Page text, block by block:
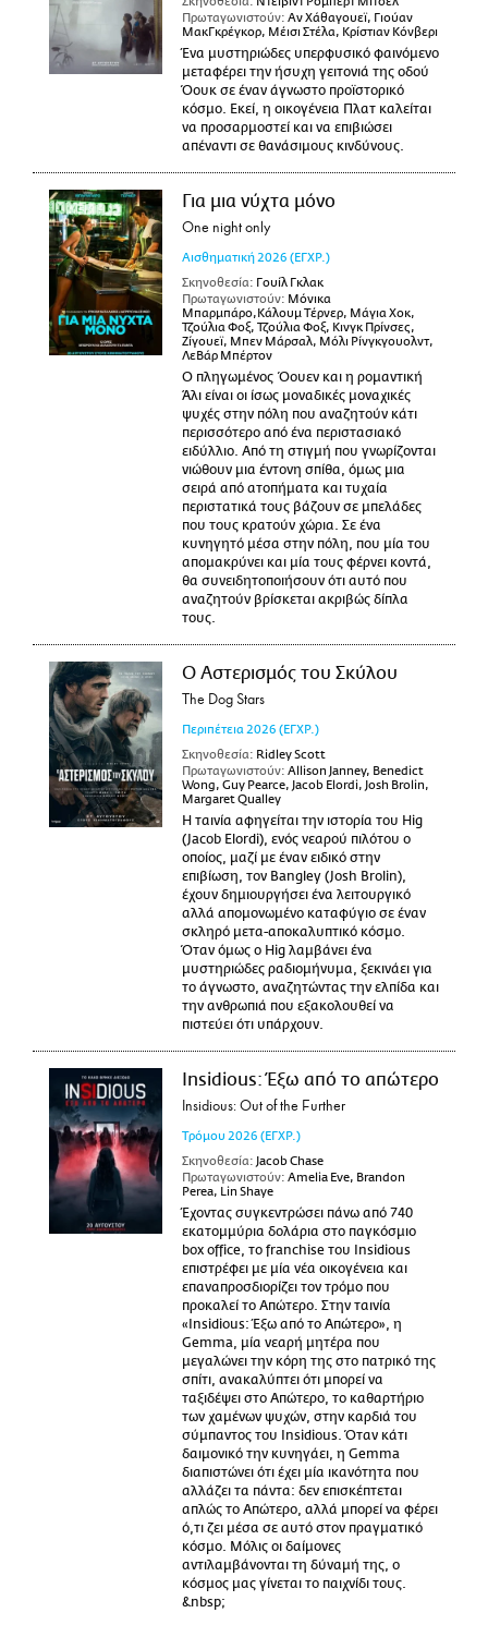
Πρωταγωνιστούν: Αν Χάθαγουεϊ, Γιούαν
ΜακΓκρέγκορ, Μέισι Στέλα, Κρίστιαν Κόνβερι
Ένα μυστηριώδες υπερφυσικό φαινόμενο
μεταφέρει την ήσυχη γειτονιά της οδού
Όουκ σε έναν άγνωστο προϊστορικό
κόσμο. Εκεί, η οικογένεια Πλατ καλείται
να προσαρμοστεί και να επιβιώσει
απέναντι σε θανάσιμους κινδύνους.
Για μια νύχτα μόνο
One night only
Αισθηματική 2026 (ΕΓΧΡ.)
Σκηνοθεσία: Γουίλ Γκλακ
Πρωταγωνιστούν: Μόνικα
Μπαρμπάρο,Κάλουμ Τέρνερ, Μάγια Χοκ,
Τζούλια Φοξ, Τζούλια Φοξ, Κινγκ Πρίνσες,
Ζίγουεϊ, Μπεν Μάρσαλ, Μόλι Ρίνγκγουολντ,
ΛεΒάρ Μπέρτον
Ο πληγωμένος Όουεν και η ρομαντική
Άλι είναι οι ίσως μοναδικές μοναχικές
ψυχές στην πόλη που αναζητούν κάτι
περισσότερο από ένα περιστασιακό
ειδύλλιο. Από τη στιγμή που γνωρίζονται
νιώθουν μια έντονη σπίθα, όμως μια
σειρά από ατοπήματα και τυχαία
περιστατικά τους βάζουν σε μπελάδες
που τους κρατούν χώρια. Σε ένα
κυνηγητό μέσα στην πόλη, που μία του
απομακρύνει και μία τους φέρνει κοντά,
θα συνειδητοποιήσουν ότι αυτό που
αναζητούν βρίσκεται ακριβώς δίπλα
τους.
Ο Αστερισμός του Σκύλου
The Dog Stars
Περιπέτεια 2026 (ΕΓΧΡ.)
Σκηνοθεσία: Ridley Scott
Πρωταγωνιστούν: Allison Janney, Benedict
Wong, Guy Pearce, Jacob Elordi, Josh Brolin,
Margaret Qualley
Η ταινία αφηγείται την ιστορία του Hig
(Jacob Elordi), ενός νεαρού πιλότου ο
οποίος, μαζί με έναν ειδικό στην
επιβίωση, τον Bangley (Josh Brolin),
έχουν δημιουργήσει ένα λειτουργικό
αλλά απομονωμένο καταφύγιο σε έναν
σκληρό μετα-αποκαλυπτικό κόσμο.
Όταν όμως ο Hig λαμβάνει ένα
μυστηριώδες ραδιομήνυμα, ξεκινάει για
το άγνωστο, αναζητώντας την ελπίδα και
την ανθρωπιά που εξακολουθεί να
πιστεύει ότι υπάρχουν.
Insidious: Έξω από το απώτερο
Insidious: Out of the Further
Τρόμου 2026 (ΕΓΧΡ.)
Σκηνοθεσία: Jacob Chase
Πρωταγωνιστούν: Amelia Eve, Brandon
Perea, Lin Shaye
Έχοντας συγκεντρώσει πάνω από 740
εκατομμύρια δολάρια στο παγκόσμιο
box office, το franchise του Insidious
επιστρέφει με μία νέα οικογένεια και
επαναπροσδιορίζει τον τρόμο που
προκαλεί το Απώτερο. Στην ταινία
«Insidious: Έξω από το Απώτερο», η
Gemma, μία νεαρή μητέρα που
μεγαλώνει την κόρη της στο πατρικό της
σπίτι, ανακαλύπτει ότι μπορεί να
ταξιδέψει στο Απώτερο, το καθαρτήριο
των χαμένων ψυχών, στην καρδιά του
σύμπαντος του Insidious. Όταν κάτι
δαιμονικό την κυνηγάει, η Gemma
διαπιστώνει ότι έχει μία ικανότητα που
αλλάζει τα πάντα: δεν επισκέπτεται
απλώς το Απώτερο, αλλά μπορεί να φέρει
ό,τι ζει μέσα σε αυτό στον πραγματικό
κόσμο. Μόλις οι δαίμονες
αντιλαμβάνονται τη δύναμή της, ο
κόσμος μας γίνεται το παιχνίδι τους.
&nbsp;